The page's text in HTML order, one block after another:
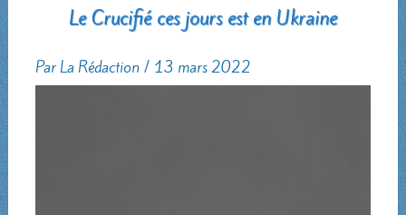
Le Crucifié ces jours est en Ukraine
ParLa Rédaction / 13 mars 2022